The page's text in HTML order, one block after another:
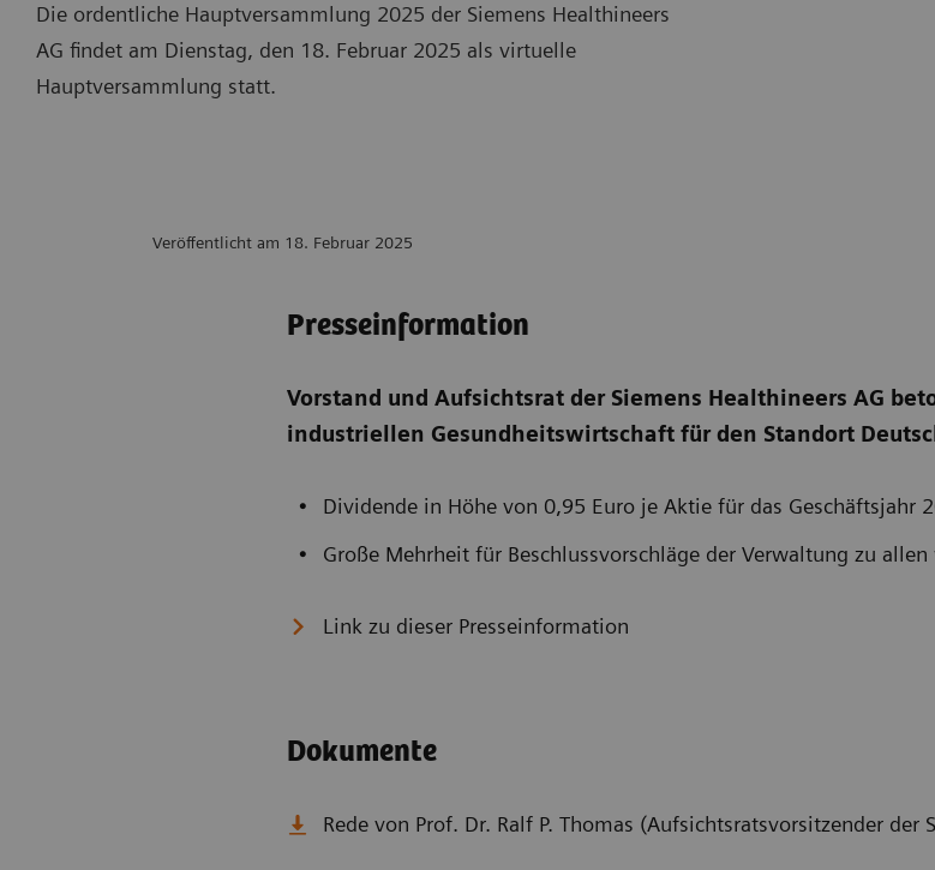
Die ordentliche Hauptversammlung 2025 der Siemens Healthineers
AG findet am Dienstag, den 18. Februar 2025 als virtuelle
Hauptversammlung statt.
Veröffentlicht am 18. Februar 2025
Presseinformation
Vorstand und Aufsichtsrat der Siemens Healthineers AG
industriellen Gesundheitswirtschaft für den Standort
Dividende in Höhe von 0,95 Euro je Aktie für das Geschäftsjahr
Große Mehrheit für Beschlussvorschläge der Verwaltung zu
Link zu dieser Presseinformation
Dokumente
Rede von Prof. Dr. Ralf P. Thomas (Aufsichtsratsvorsitzender